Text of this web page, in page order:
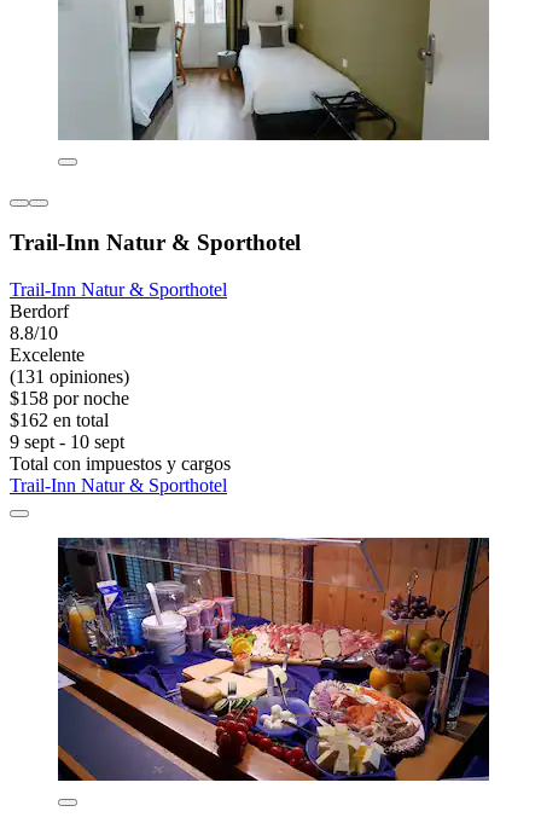
Trail-Inn Natur & Sporthotel
Trail-Inn Natur & Sporthotel
Berdorf
8.8/10
Excelente
(131 opiniones)
$158 por noche
$162 en total
9 sept - 10 sept
Total con impuestos y cargos
Trail-Inn Natur & Sporthotel